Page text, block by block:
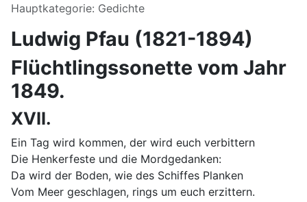
Hauptkategorie: Gedichte
Ludwig Pfau (1821-1894)
Flüchtlingssonette vom Jahr
1849.
XVII.
Ein Tag wird kommen, der wird euch verbittern
Die Henkerfeste und die Mordgedanken:
Da wird der Boden, wie des Schiffes Planken
Vom Meer geschlagen, rings um euch erzittern.